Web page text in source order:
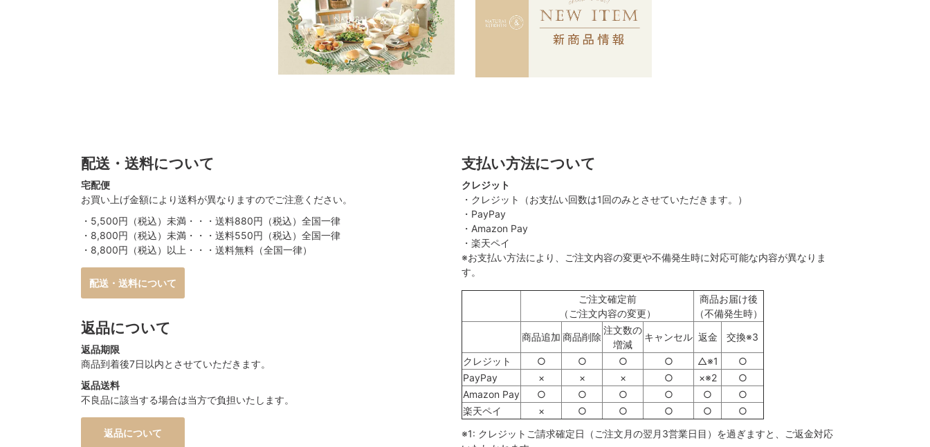
配送・送料について
宅配便
お買い上げ金額により送料が異なりますのでご注意ください。
・5,500円（税込）未満・・・送料880円（税込）全国一律
・8,800円（税込）未満・・・送料550円（税込）全国一律
・8,800円（税込）以上・・・送料無料（全国一律）
配送・送料について
返品について
返品期限
商品到着後7日以内とさせていただきます。
返品送料
不良品に該当する場合は当方で負担いたします。
返品について
支払い方法について
クレジット
・クレジット（お支払い回数は1回のみとさせていただきます。）
・PayPay
・Amazon Pay
・楽天ペイ
※お支払い方法により、ご注文内容の変更や不備発生時に対応可能な内容が異なりま
す。
ご注文確定前
（ご注文内容の変更）
商品お届け後
（不備発生時）
商品追加 商品削除
注文数の
増減
キャンセル 返金 交換※3
クレジット ○ ○ ○ ○ △※1
○
PayPay
× × × ○ ×※2
○
Amazon Pay
○ ○ ○ ○ ○
○
楽天ペイ
× ○ ○ ○ ○
○
※1: クレジットご請求確定日（ご注文月の翌月3営業日目）を過ぎますと、ご返金対応